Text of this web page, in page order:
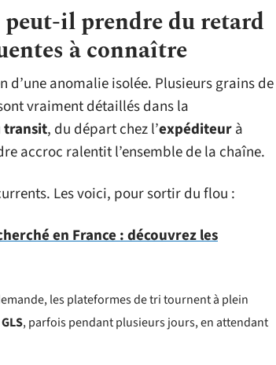
il prendre du retard
à connaître
d’une anomalie isolée. Plusieurs grains de
vraiment détaillés dans la
transit, du départ chez l’expéditeurà
accroc ralentit l’ensemble de la chaîne.
Les voici, pour sortir du flou :
en France : découvrez les
les plateformes de tri tournent à plein
, parfois pendant plusieurs jours, en attendant